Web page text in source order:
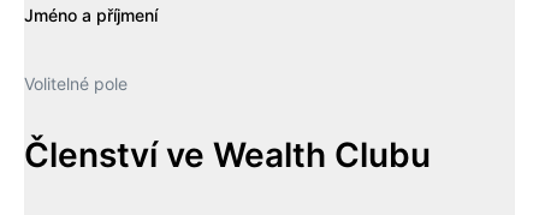
Jméno a příjmení
Volitelné pole
Členství ve Wealth Clubu